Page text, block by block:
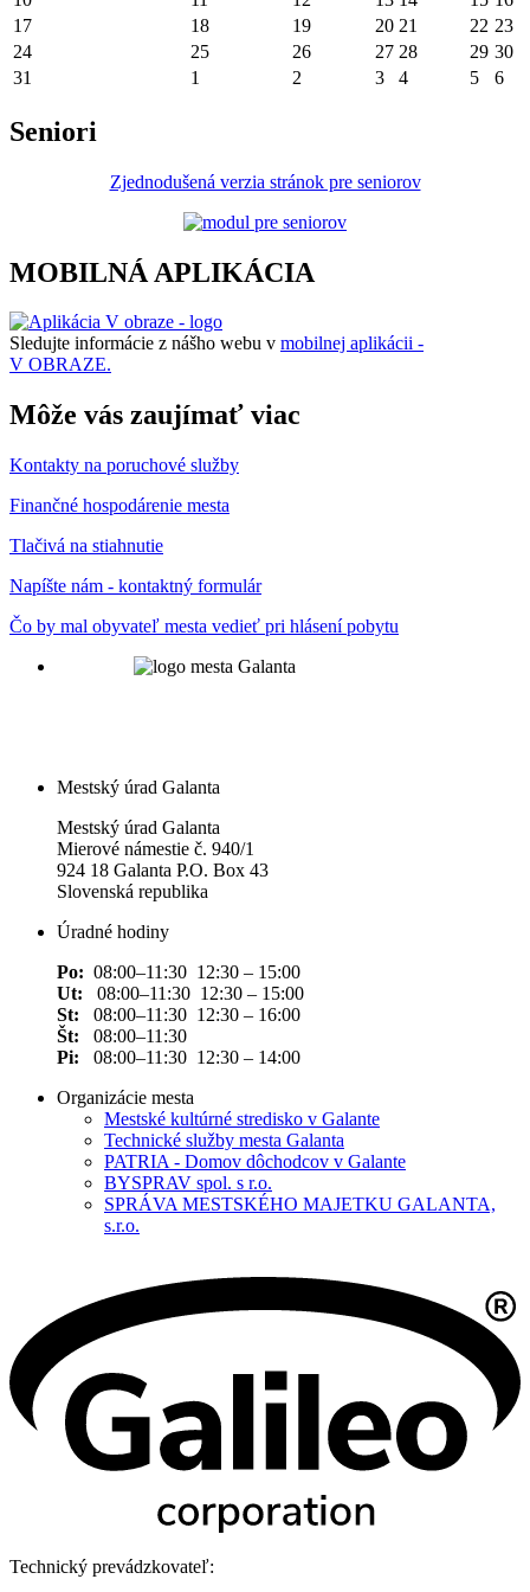
17
18 19 20 21 22 23
24
25 26 27 28 29 30
31
1 2 3 4 5 6
Seniori
Zjednodušená verzia stránok pre seniorov
MOBILNÁ APLIKÁCIA
Sledujte informácie z nášho webu v mobilnej aplikácii -
V OBRAZE.
Môže vás zaujímať viac
Kontakty na poruchové služby
Finančné hospodárenie mesta
Tlačivá na stiahnutie
Napíšte nám - kontaktný formulár
Čo by mal obyvateľ mesta vedieť pri hlásení pobytu
Mestský úrad Galanta
Mestský úrad Galanta
Mierové námestie č. 940/1
924 18 Galanta P.O. Box 43
Slovenská republika
Úradné hodiny
Po: 08:00–11:30 12:30 – 15:00
Ut: 08:00–11:30 12:30 – 15:00
St: 08:00–11:30 12:30 – 16:00
Št: 08:00–11:30
Pi: 08:00–11:30 12:30 – 14:00
Organizácie mesta
Mestské kultúrné stredisko v Galante
Technické služby mesta Galanta
PATRIA - Domov dôchodcov v Galante
BYSPRAV spol. s r.o.
SPRÁVA MESTSKÉHO MAJETKU GALANTA,
s.r.o.
Technický prevádzkovateľ: